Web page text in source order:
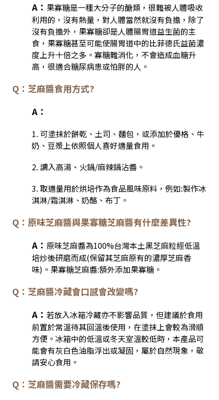
A： 果寡糖是一種大分子的醣類，很難被人體吸收
利用的，沒有熱量，對人體當然就沒有負擔，除了
沒有負擔外，果寡糖卻是人體腸胃道益生菌的主
食，果寡糖甚至可能使腸胃道中的比菲德氏益菌濃
度上升十倍之多。寡糖難消化，不會造成血糖升
高，很適合糖尿病患或怕胖的人。
Q：芝麻醬食用方式?
A：
1. 可塗抹於餅乾、土司、麵包，或添加於優格、牛
奶、豆漿上依照個人喜好適量食用。
2. 調入高湯、火鍋/麻辣鍋沾醬。
3. 取適量用於烘培作為食品風味原料，例如:製作冰
淇淋/霜淇淋、奶酪、布丁。
Q：原味芝麻醬與果寡糖芝麻醬有什麼差異性?
A： 原味芝麻醬為100%台灣本土黑芝麻粒經低溫
培炒後研磨而成(保留其芝麻原有的濃厚芝麻香
味)。果寡糖芝麻醬:額外添加果寡糖。
Q：芝麻醬冷藏會口感會改變嗎?
A： 若放入冰箱冷藏亦不影響品質，但建議於食用
前置於常溫待其回溫後使用，在塗抹上會較為滑順
方便。冰箱中的低溫或冬天室溫較低時，本產品可
能會有灰白色油脂浮出或凝固，屬於自然現象，敬
請安心食用。
Q：芝麻醬需要冷藏保存嗎?